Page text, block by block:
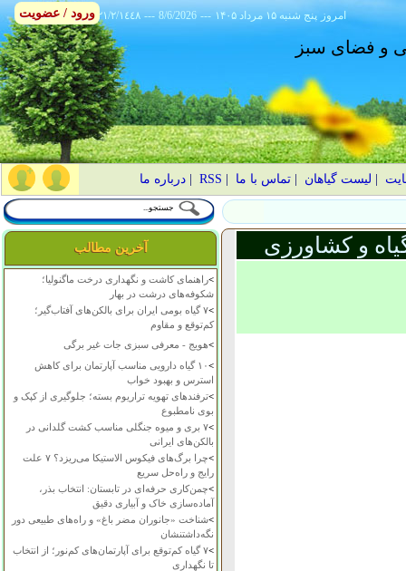
٢١/٢/١٤٤٨ --- 8/6/2026 --- ۱۴۰۵ پنج شنبه ۱۵ مرداد امروز
و فضای سبز
لیست گیاهان |تماس با ما RSS
|درباره ما
آخرین مطالب
>راهنمای کاشت و نگهداری درخت ماگنولیا؛
شکوفه‌های درشت در بهار
>
۷ گیاه بومی ایران برای بالکن‌های آفتاب‌گیر؛
کم‌توقع و مقاوم
>هویج - معرفی سبزی جات غیر برگی
>
۱۰ گیاه دارویی مناسب آپارتمان برای کاهش
استرس و بهبود خواب
>ترفندهای تهویه تراریوم بسته؛ جلوگیری از کپک و
بوی نامطبوع
>
۷ بری و میوه جنگلی مناسب کشت گلدانی در
بالکن‌های ایرانی
>
چرا برگ‌های فیکوس الاستیکا می‌ریزد؟ ۷ علت
رایج و راه‌حل سریع
>چمن‌کاری حرفه‌ای در تابستان: انتخاب بذر،
آماده‌سازی خاک و آبیاری دقیق
>شناخت «جانوران مضر باغ» و راه‌های طبیعی دور
نگه‌داشتنشان
>
۷ گیاه کم‌توقع برای آپارتمان‌های کم‌نور؛ از انتخاب
تا نگهداری
و کشاورزی
ورود / عضویت